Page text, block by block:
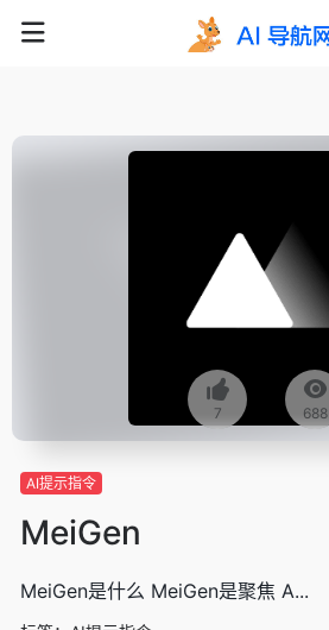
7 688
AI提示指令
MeiGen
MeiGen是什么 MeiGen是聚焦 A...